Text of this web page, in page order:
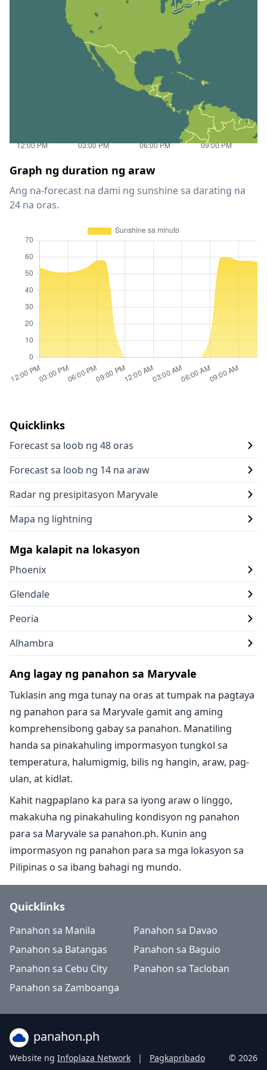
Graph ng duration ng araw
Ang na-forecast na dami ng sunshine sa darating na
24 na oras.
Quicklinks
Forecast sa loob ng 48 oras
Forecast sa loob ng 14 na araw
Radar ng presipitasyon Maryvale
Mapa ng lightning
Mga kalapit na lokasyon
Phoenix
Glendale
Peoria
Alhambra
Ang lagay ng panahon sa Maryvale
Tuklasin ang mga tunay na oras at tumpak na pagtaya
ng panahon para sa Maryvale gamit ang aming
komprehensibong gabay sa panahon. Manatiling
handa sa pinakahuling impormasyon tungkol sa
temperatura, halumigmig, bilis ng hangin, araw, pag-
ulan, at kidlat.
Kahit nagpaplano ka para sa iyong araw o linggo,
makakuha ng pinakahuling kondisyon ng panahon
para sa Maryvale sa panahon.ph. Kunin ang
impormasyon ng panahon para sa mga lokasyon sa
Pilipinas o sa ibang bahagi ng mundo.
Quicklinks
Panahon sa Manila
Panahon sa Davao
Panahon sa Batangas
Panahon sa Baguio
Panahon sa Cebu City
Panahon sa Tacloban
Panahon sa Zamboanga
panahon.ph
Website ng Infoplaza Network | Pagkapribado © 2026